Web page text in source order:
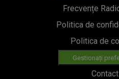
Frecvențe
Politica de
Politica de
Gestionați
Contact